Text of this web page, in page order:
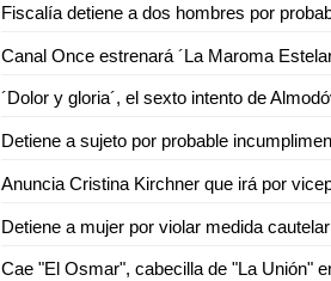
Detiene a mujer por violar medida cautelar